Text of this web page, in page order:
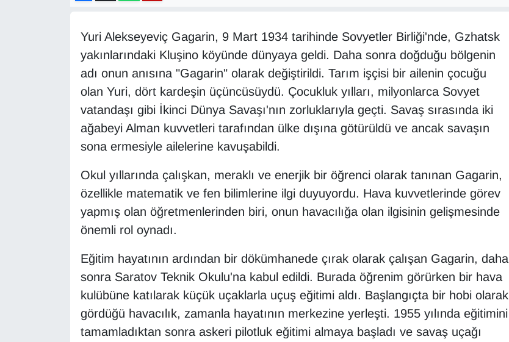
Yuri Alekseyeviç Gagarin, 9 Mart 1934 tarihinde Sovyetler Birliği'nde, Gzhatsk
yakınlarındaki Kluşino köyünde dünyaya geldi. Daha sonra doğduğu bölgenin
adı onun anısına "Gagarin" olarak değiştirildi. Tarım işçisi bir ailenin çocuğu
olan Yuri, dört kardeşin üçüncüsüydü. Çocukluk yılları, milyonlarca Sovyet
vatandaşı gibi İkinci Dünya Savaşı'nın zorluklarıyla geçti. Savaş sırasında iki
ağabeyi Alman kuvvetleri tarafından ülke dışına götürüldü ve ancak savaşın
sona ermesiyle ailelerine kavuşabildi.
Okul yıllarında çalışkan, meraklı ve enerjik bir öğrenci olarak tanınan Gagarin,
özellikle matematik ve fen bilimlerine ilgi duyuyordu. Hava kuvvetlerinde görev
yapmış olan öğretmenlerinden biri, onun havacılığa olan ilgisinin gelişmesinde
önemli rol oynadı.
Eğitim hayatının ardından bir dökümhanede çırak olarak çalışan Gagarin, daha
sonra Saratov Teknik Okulu'na kabul edildi. Burada öğrenim görürken bir hava
kulübüne katılarak küçük uçaklarla uçuş eğitimi aldı. Başlangıçta bir hobi olarak
gördüğü havacılık, zamanla hayatının merkezine yerleşti. 1955 yılında eğitimini
tamamladıktan sonra askeri pilotluk eğitimi almaya başladı ve savaş uçağı
EKONOMİ
En çok konuşulanlar